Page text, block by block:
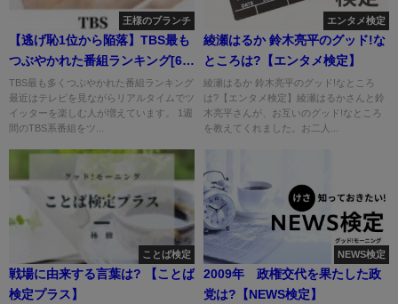
王様のブランチ
【逃げ恥1位から陥落】TBS最も
つぶやかれた番組ランキング[6月
22日～28日]
TBS最も多くつぶやかれた番組ランキング
最近はテレビを見ながらリアルタイムでツ
イッターを楽しむ人が増えています。 1週
間のTBS系番組をツ...
エンタメ検定
綾瀬はるか 鈴木亮平のグッド!な
ところは?【エンタメ検定】
綾瀬はるか 鈴木亮平のグッド!なところ
は?【エンタメ検定】綾瀬はるかさんと鈴
木亮平さんが、お互いのグッド!なところ
を教えてくれました。お二人...
ことば検定
戦場に由来する言葉は? 【ことば
検定プラス】
NEWS検定
2009年 政権交代を果たした政
党は?【NEWS検定】